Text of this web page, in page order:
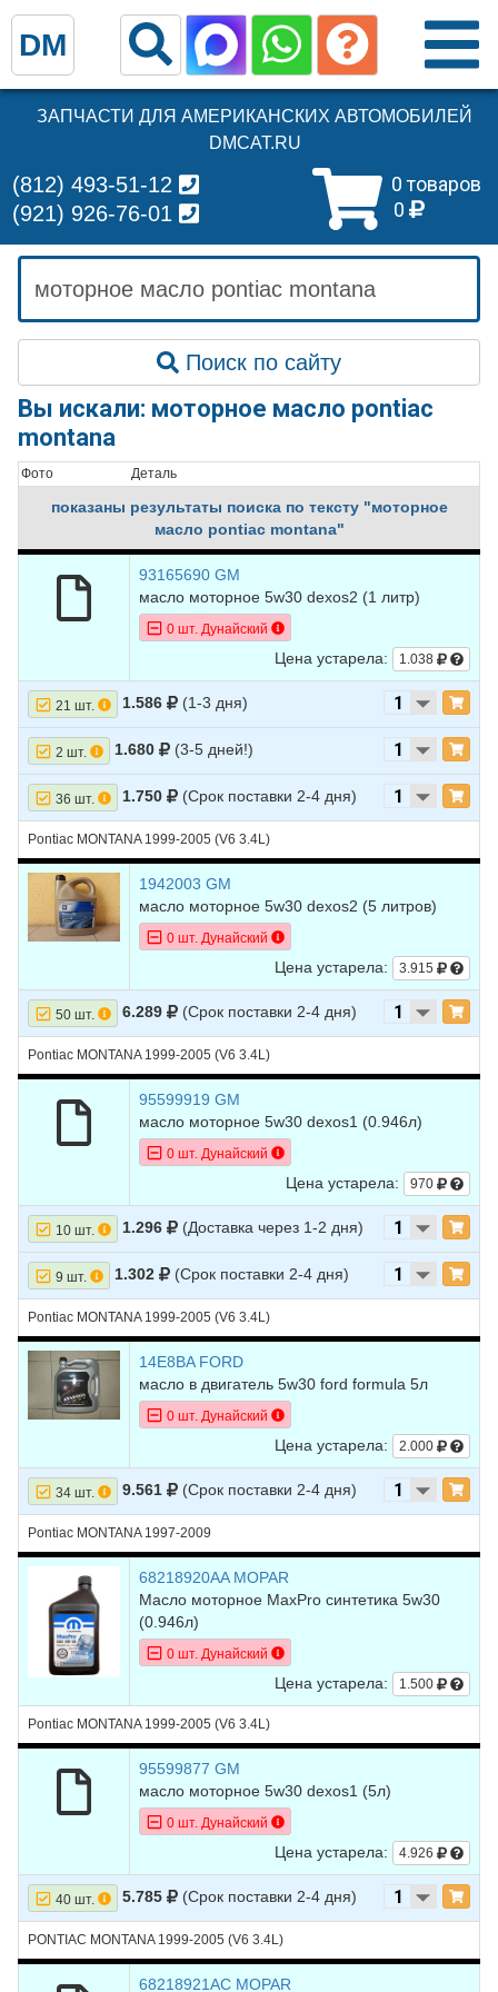
ЗАПЧАСТИ ДЛЯ АМЕРИКАНСКИХ АВТОМОБИЛЕЙ
DMCAT.RU
0 товаров
0
(812) 493-51-12
(921) 926-76-01
Поиск по сайту
Вы искали: моторное масло pontiac
montana
Фото Деталь
показаны результаты поиска по тексту "моторное
масло pontiac montana"
93165690 GM
масло моторное 5w30 dexos2 (1 литр)
0 шт. Дунайский
Цена устарела: 1.038
21 шт. 1.586 (1-3 дня)
2 шт. 1.680 (3-5 дней!)
36 шт. 1.750 (Срок поставки 2-4 дня)
Pontiac MONTANA 1999-2005 (V6 3.4L)
1942003 GM
масло моторное 5w30 dexos2 (5 литров)
0 шт. Дунайский
Цена устарела: 3.915
50 шт. 6.289 (Срок поставки 2-4 дня)
Pontiac MONTANA 1999-2005 (V6 3.4L)
95599919 GM
масло моторное 5w30 dexos1 (0.946л)
0 шт. Дунайский
Цена устарела: 970
10 шт. 1.296 (Доставка через 1-2 дня)
9 шт. 1.302 (Срок поставки 2-4 дня)
Pontiac MONTANA 1999-2005 (V6 3.4L)
14E8BA FORD
масло в двигатель 5w30 ford formula 5л
0 шт. Дунайский
Цена устарела: 2.000
34 шт. 9.561 (Срок поставки 2-4 дня)
Pontiac MONTANA 1997-2009
68218920AA MOPAR
Масло моторное MaxPro синтетика 5w30
(0.946л)
0 шт. Дунайский
Цена устарела: 1.500
Pontiac MONTANA 1999-2005 (V6 3.4L)
95599877 GM
масло моторное 5w30 dexos1 (5л)
0 шт. Дунайский
Цена устарела: 4.926
40 шт. 5.785 (Срок поставки 2-4 дня)
PONTIAC MONTANA 1999-2005 (V6 3.4L)
68218921AC MOPAR
DM